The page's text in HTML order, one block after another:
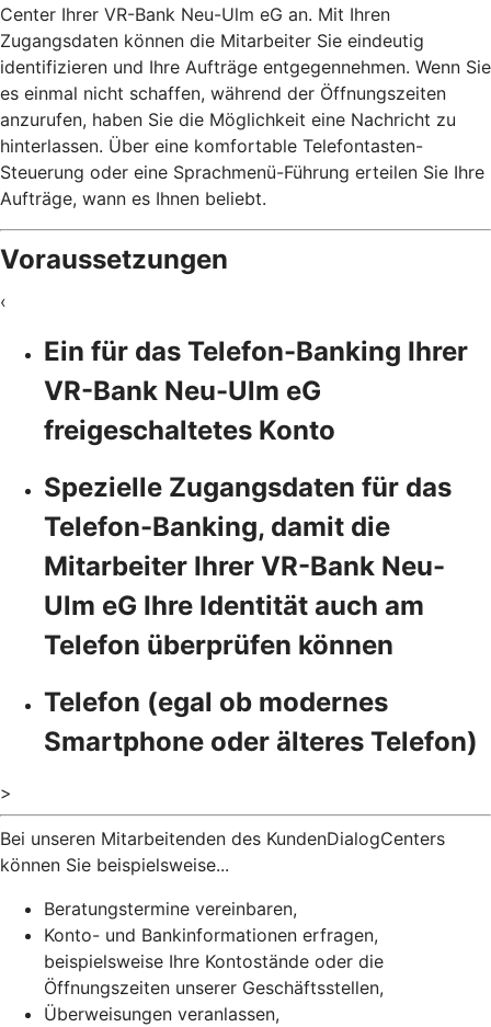
Center Ihrer VR-Bank Neu-Ulm eG an. Mit Ihren
Zugangsdaten können die Mitarbeiter Sie eindeutig
identifizieren und Ihre Aufträge entgegennehmen. Wenn Sie
es einmal nicht schaffen, während der Öffnungszeiten
anzurufen, haben Sie die Möglichkeit eine Nachricht zu
hinterlassen. Über eine komfortable Telefontasten-
Steuerung oder eine Sprachmenü-Führung erteilen Sie Ihre
Aufträge, wann es Ihnen beliebt.
Voraussetzungen
‹
Ein für das Telefon-Banking Ihrer
VR-Bank Neu-Ulm eG
freigeschaltetes Konto
Spezielle Zugangsdaten für das
Telefon-Banking, damit die
Mitarbeiter Ihrer VR-Bank Neu-
Ulm eG Ihre Identität auch am
Telefon überprüfen können
Telefon (egal ob modernes
Smartphone oder älteres Telefon)
>
Bei unseren Mitarbeitenden des KundenDialogCenters
können Sie beispielsweise...
Beratungstermine vereinbaren,
Konto- und Bankinformationen erfragen,
beispielsweise Ihre Kontostände oder die
Öffnungszeiten unserer Geschäftsstellen,
Überweisungen veranlassen,